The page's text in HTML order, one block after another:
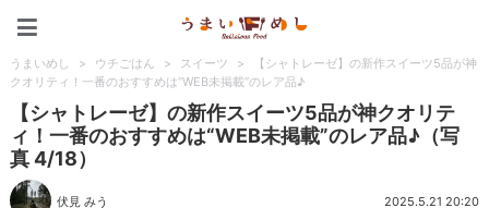
うまいめし > ウチごはん > スイーツ >
【シャトレーゼ】の新作スイーツ5品が神
クオリティ！一番のおすすめは“WEB未掲載”のレア品♪
【シャトレーゼ】の新作スイーツ5品が神クオリテ
ィ！一番のおすすめは“WEB未掲載”のレア品♪（写
真 4/18）
伏見 みう 2025.5.21 20:20